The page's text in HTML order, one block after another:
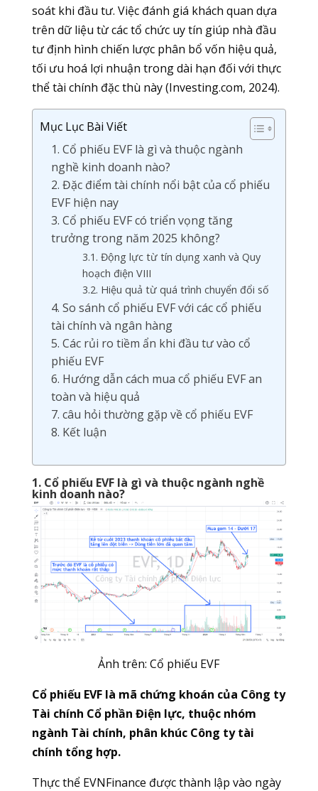
soát khi đầu tư. Việc đánh giá khách quan dựa
trên dữ liệu từ các tổ chức uy tín giúp nhà đầu
tư định hình chiến lược phân bổ vốn hiệu quả,
tối ưu hoá lợi nhuận trong dài hạn đối với thực
thể tài chính đặc thù này (Investing.com, 2024).
Mục Lục Bài Viết
1. Cổ phiếu EVF là gì và thuộc ngành
nghề kinh doanh nào?
2. Đặc điểm tài chính nổi bật của cổ phiếu
EVF hiện nay
3. Cổ phiếu EVF có triển vọng tăng
trưởng trong năm 2025 không?
3.1. Động lực từ tín dụng xanh và Quy
hoạch điện VIII
3.2. Hiệu quả từ quá trình chuyển đổi số
4. So sánh cổ phiếu EVF với các cổ phiếu
tài chính và ngân hàng
5. Các rủi ro tiềm ẩn khi đầu tư vào cổ
phiếu EVF
6. Hướng dẫn cách mua cổ phiếu EVF an
toàn và hiệu quả
7. câu hỏi thường gặp về cổ phiếu EVF
8. Kết luận
1. Cổ phiếu EVF là gì và thuộc ngành nghề
kinh doanh nào?
Ảnh trên: Cổ phiếu EVF
Cổ phiếu EVF là mã chứng khoán của Công ty
Tài chính Cổ phần Điện lực, thuộc nhóm
ngành Tài chính, phân khúc Công ty tài
chính tổng hợp.
Thực thể EVNFinance được thành lập vào ngày